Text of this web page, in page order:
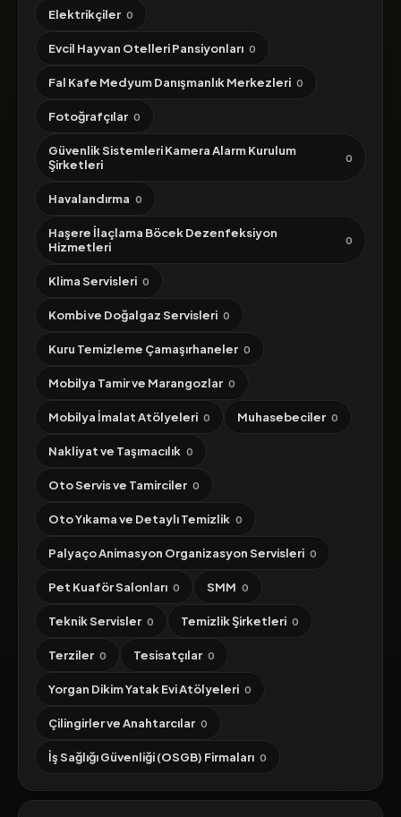
Elektrikçiler 0
Evcil Hayvan Otelleri Pansiyonları 0
Fal Kafe Medyum Danışmanlık Merkezleri 0
Fotoğrafçılar 0
Güvenlik Sistemleri Kamera Alarm Kurulum
Şirketleri
0
Havalandırma 0
Haşere İlaçlama Böcek Dezenfeksiyon
Hizmetleri
0
Klima Servisleri 0
Kombi ve Doğalgaz Servisleri 0
Kuru Temizleme Çamaşırhaneler 0
Mobilya Tamir ve Marangozlar 0
Mobilya İmalat Atölyeleri 0 Muhasebeciler 0
Nakliyat ve Taşımacılık 0
Oto Servis ve Tamirciler 0
Oto Yıkama ve Detaylı Temizlik 0
Palyaço Animasyon Organizasyon Servisleri 0
Pet Kuaför Salonları 0 SMM 0
Teknik Servisler 0 Temizlik Şirketleri 0
Terziler 0 Tesisatçılar 0
Yorgan Dikim Yatak Evi Atölyeleri 0
Çilingirler ve Anahtarcılar 0
İş Sağlığı Güvenliği (OSGB) Firmaları 0